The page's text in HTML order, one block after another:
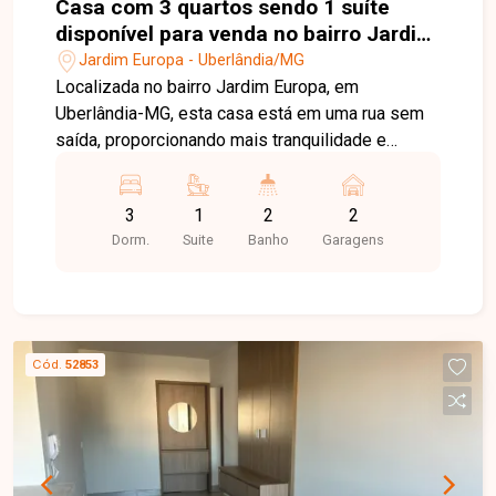
Casa com 3 quartos sendo 1 suíte
disponível para venda no bairro Jardim
Europa em Uberlândia-MG
Jardim Europa - Uberlândia/MG
Localizada no bairro Jardim Europa, em
Uberlândia-MG, esta casa está em uma rua sem
saída, proporcionando mais tranquilidade e
minutos do novo Colégio Militar, o imóvel está
em uma região com excelente infraestrutura, fácil
acesso às principais vias da cidade e próximo a
em sala integrada à cozinha americana, 03
quartos, sendo 01 suíte, banheiro social e
garagem coberta para 02 veículos. A cozinha é
planejada com móveis sob medida e equipada
com cooktop, forno embutido e coifa. A suíte
conta com guarda-roupa planejado, enquanto os
3
Dorm.
1
Suite
2
Banho
2
Garagens
Cód. 52853